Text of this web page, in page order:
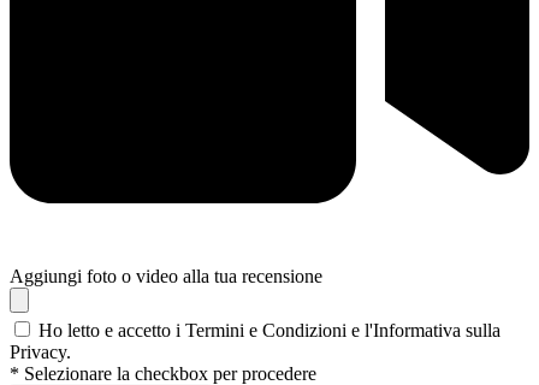
Aggiungi foto o video alla tua recensione
Ho letto e accetto i Termini e Condizioni e l'Informativa sulla
Privacy.
* Selezionare la checkbox per procedere